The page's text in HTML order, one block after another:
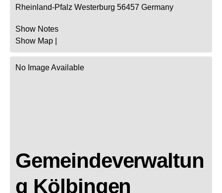
Rheinland-Pfalz Westerburg 56457 Germany
Show Notes
Show Map
No Image Available
Gemeindeverwaltun
g Kölbingen